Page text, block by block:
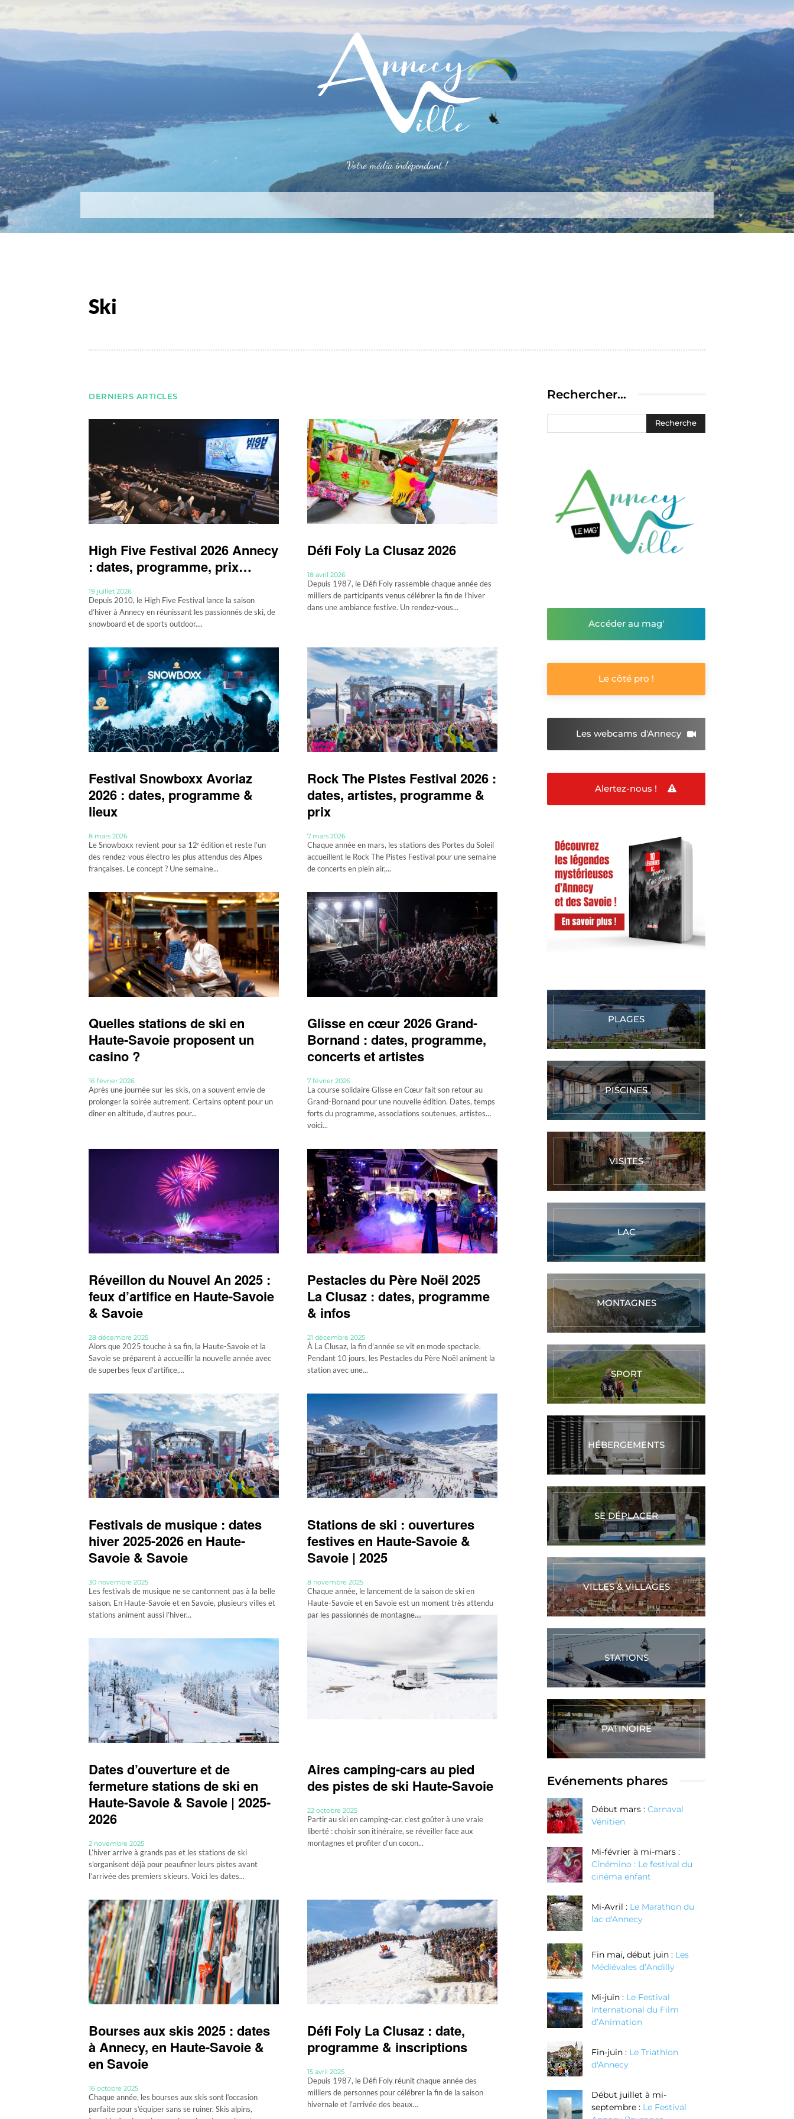
Votre média indépendant !
Alertez-nous Plus
Ski
DERNIERS ARTICLES
High Five Festival 2026 Annecy
: dates, programme, prix…
19 juillet 2026
Depuis 2010, le High Five Festival lance la saison
d’hiver à Annecy en réunissant les passionnés de ski, de
snowboard et de sports outdoor....
Défi Foly La Clusaz 2026
18 avril 2026
Depuis 1987, le Défi Foly rassemble chaque année des
milliers de participants venus célébrer la fin de l’hiver
dans une ambiance festive. Un rendez-vous...
Festival Snowboxx Avoriaz
2026 : dates, programme &
lieux
8 mars 2026
Le Snowboxx revient pour sa 12ᵉ édition et reste l’un
des rendez-vous électro les plus attendus des Alpes
françaises. Le concept ? Une semaine...
Rock The Pistes Festival 2026 :
dates, artistes, programme &
prix
7 mars 2026
Chaque année en mars, les stations des Portes du Soleil
accueillent le Rock The Pistes Festival pour une semaine
de concerts en plein air,...
Quelles stations de ski en
Haute-Savoie proposent un
casino ?
16 février 2026
Après une journée sur les skis, on a souvent envie de
prolonger la soirée autrement. Certains optent pour un
dîner en altitude, d’autres pour...
Glisse en cœur 2026 Grand-
Bornand : dates, programme,
concerts et artistes
7 février 2026
La course solidaire Glisse en Cœur fait son retour au
Grand-Bornand pour une nouvelle édition. Dates, temps
forts du programme, associations soutenues, artistes…
voici...
Réveillon du Nouvel An 2025 :
feux d’artifice en Haute-Savoie
& Savoie
28 décembre 2025
Alors que 2025 touche à sa fin, la Haute-Savoie et la
Savoie se préparent à accueillir la nouvelle année avec
de superbes feux d’artifice,...
Pestacles du Père Noël 2025
La Clusaz : dates, programme
& infos
21 décembre 2025
À La Clusaz, la fin d’année se vit en mode spectacle.
Pendant 10 jours, les Pestacles du Père Noël animent la
station avec une...
Festivals de musique : dates
hiver 2025-2026 en Haute-
Savoie & Savoie
30 novembre 2025
Les festivals de musique ne se cantonnent pas à la belle
saison. En Haute-Savoie et en Savoie, plusieurs villes et
stations animent aussi l’hiver...
Stations de ski : ouvertures
festives en Haute-Savoie &
Savoie | 2025
8 novembre 2025
Chaque année, le lancement de la saison de ski en
Haute-Savoie et en Savoie est un moment très attendu
par les passionnés de montagne....
Dates d’ouverture et de
fermeture stations de ski en
Haute-Savoie & Savoie | 2025-
2026
2 novembre 2025
L’hiver arrive à grands pas et les stations de ski
s’organisent déjà pour peaufiner leurs pistes avant
l’arrivée des premiers skieurs. Voici les dates...
Aires camping-cars au pied
des pistes de ski Haute-Savoie
22 octobre 2025
Partir au ski en camping-car, c’est goûter à une vraie
liberté : choisir son itinéraire, se réveiller face aux
montagnes et profiter d’un cocon...
Bourses aux skis 2025 : dates
à Annecy, en Haute-Savoie &
en Savoie
16 octobre 2025
Chaque année, les bourses aux skis sont l’occasion
parfaite pour s’équiper sans se ruiner. Skis alpins,
Défi Foly La Clusaz : date,
programme & inscriptions
15 avril 2025
Depuis 1987, le Défi Foly réunit chaque année des
milliers de personnes pour célébrer la fin de la saison
hivernale et l’arrivée des beaux...
Rechercher…
Accéder au mag'
Le côté pro !
Les webcams d'Annecy
Alertez-nous !
PLAGES
PISCINES
VISITES
LAC
MONTAGNES
SPORT
HÉBERGEMENTS
SE DÉPLACER
VILLES & VILLAGES
STATIONS
PATINOIRE
Evénements phares
Début mars : Carnaval
Vénitien
Mi-février à mi-mars :
Cinémino : Le festival du
cinéma enfant
Mi-Avril : Le Marathon du
lac d'Annecy
Fin mai, début juin : Les
Médiévales d’Andilly
Mi-juin : Le Festival
International du Film
d’Animation
Fin-juin : Le Triathlon
d'Annecy
Début juillet à mi-
septembre : Le Festival